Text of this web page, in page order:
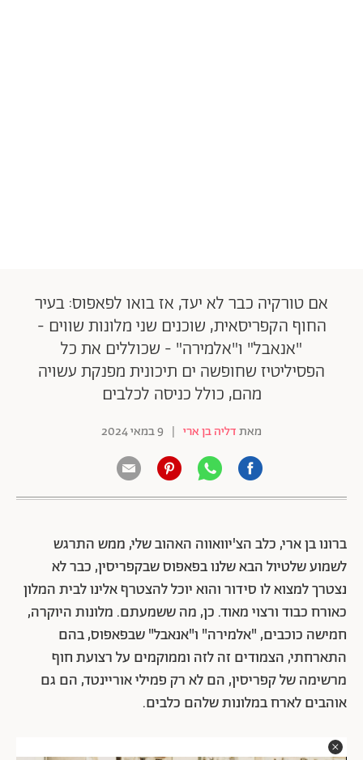
אם טורקיה כבר לא יעד, אז בואו לפאפוס: בעיר
החוף הקפריסאית, שוכנים שני מלונות שווים -
"אנאבל" ו"אלמירה" - שכוללים את כל
הפסיליטיז שחופשה ים תיכונית מפנקת עשויה
מהם, כולל כניסה לכלבים
מאתדליה בן ארי | 9 במאי 2024
ברונו בן ארי, כלב הצ'יוואווה האהוב שלי, ממש התרגש
לשמוע שלטיול הבא שלנו בפאפוס שבקפריסין, כבר לא
נצטרך למצוא לו סידור והוא יוכל להצטרף אלינו לבית המלון
כאורח כבוד ורצוי מאוד. כן, מה ששמעתם. מלונות היוקרה,
חמישה כוכבים, "אלמירה" ו"אנאבל" שבפאפוס, בהם
התארחתי, הצמודים זה לזה וממוקמים על רצועת חוף
מרשימה של קפריסין, הם לא רק פמילי אוריינטד, הם גם
אוהבים לארח במלונות שלהם כלבים.